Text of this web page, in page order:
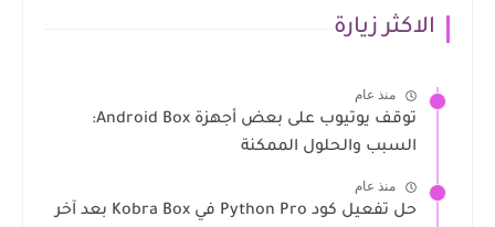
الاكثر زيارة
منذ عام
توقف يوتيوب على بعض أجهزة Android Box:
السبب والحلول الممكنة
منذ عام
حل تفعيل كود Python Pro في Kobra Box بعد آخر